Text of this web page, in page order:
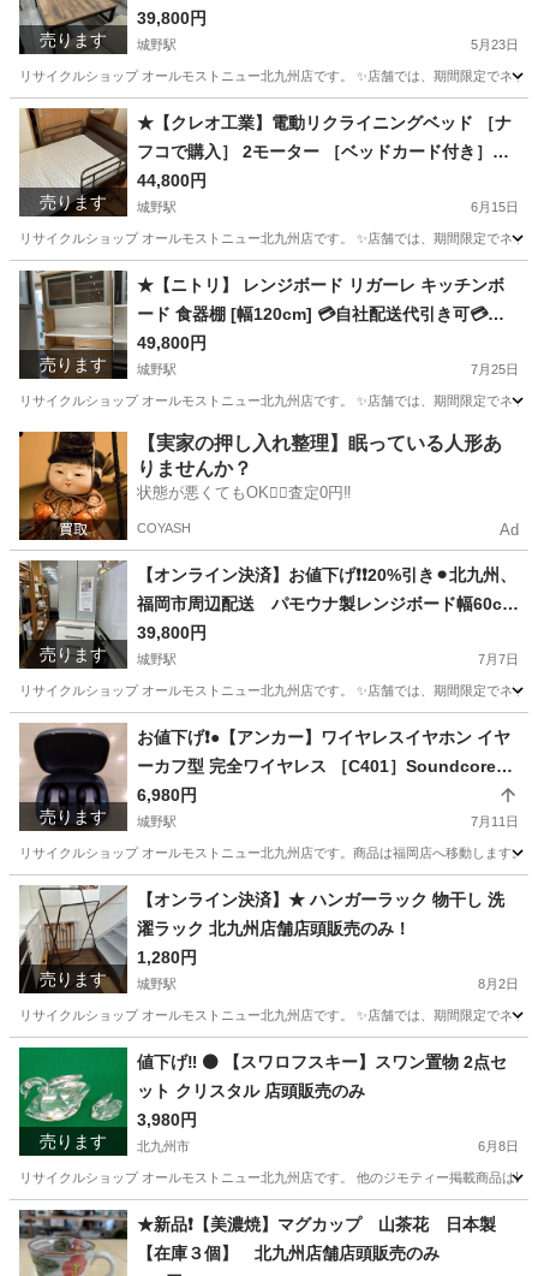
売ります
【99,000円で購入】【配達に設置込み】💳配送時
🌟代引き可💳※現金、クレジット、スマホ決済対
応※
39,800円
城野駅 5月23日
リサイクルショップ オールモストニュー北九州店です。 ✨️店舗では、期間限定でネ
福岡 北九州市 城野駅 テーブル 商品
売ります
★【クレオ工業】電動リクライニングベッド ［ナ
フコで購入］ 2モーター ［ベッドカード付き］
［AP2-221M-H］【3ヶ月保証】💳配送時🌟代引き
可💳※現金、クレジット、スマホ決済対応※
44,800円
城野駅 6月15日
リサイクルショップ オールモストニュー北九州店です。 ✨️店舗では、期間限定でネ
福岡 北九州市 城野駅 商品
売ります
★【ニトリ】 レンジボード リガーレ キッチンボ
ード 食器棚 [幅120cm] 💳自社配送代引き可💳※
現金、クレジット、スマホ決済対応※
49,800円
城野駅 7月25日
リサイクルショップ オールモストニュー北九州店です。 ✨️店舗では、期間限定でネ
福岡 北九州市 城野駅 収納家具 商品
【実家の押し入れ整理】眠っている人形あ
りませんか？
状態が悪くてもOK🙆‍♀️査定0円‼️
COYASH Ad
売ります
【オンライン決済】お値下げ❗️❗️20%引き⚫︎北九州、
福岡市周辺配送 パモウナ製レンジボード幅60cm
💳自社配送時🌟代引き可💳※現金、クレジット、
スマホ決済対応※ 【配達は要決済前問い合わせ】
39,800円
城野駅 7月7日
リサイクルショップ オールモストニュー北九州店です。 ✨️店舗では、期間限定でネ
福岡 北九州市 城野駅 収納家具
売ります
お値下げ❗️●【アンカー】ワイヤレスイヤホン イヤ
ーカフ型 完全ワイヤレス ［C401］Soundcore
【３ヶ月保証】北九州、福岡市限定
6,980円
城野駅 7月11日
リサイクルショップ オールモストニュー北九州店です。商品は福岡店へ移動します
福岡 北九州市 城野駅 オーディオ 商品
売ります
【オンライン決済】★ ハンガーラック 物干し 洗
濯ラック 北九州店舗店頭販売のみ！
1,280円
城野駅 8月2日
リサイクルショップ オールモストニュー北九州店です。 ✨️店舗では、期間限定でネ
福岡 北九州市 城野駅 洗濯用品 商品
売ります
値下げ‼️ ⚫️ 【スワロフスキー】スワン置物 2点セ
ット クリスタル 店頭販売のみ
3,980円
北九州市 6月8日
リサイクルショップ オールモストニュー北九州店です。 他のジモティー掲載商品は
福岡 北九州市 その他 仮予約
★新品❗️【美濃焼】マグカップ 山茶花 日本製
【在庫３個】 北九州店舗店頭販売のみ